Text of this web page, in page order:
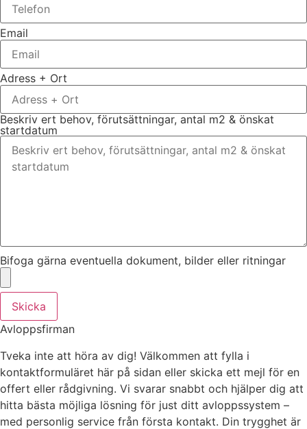
Email
Adress + Ort
Beskriv ert behov, förutsättningar, antal m2 & önskat
startdatum
Bifoga gärna eventuella dokument, bilder eller ritningar
Skicka
Avloppsfirman
Tveka inte att höra av dig! Välkommen att fylla i
kontaktformuläret här på sidan eller skicka ett mejl för en
offert eller rådgivning. Vi svarar snabbt och hjälper dig att
hitta bästa möjliga lösning för just ditt avloppssystem –
med personlig service från första kontakt. Din trygghet är